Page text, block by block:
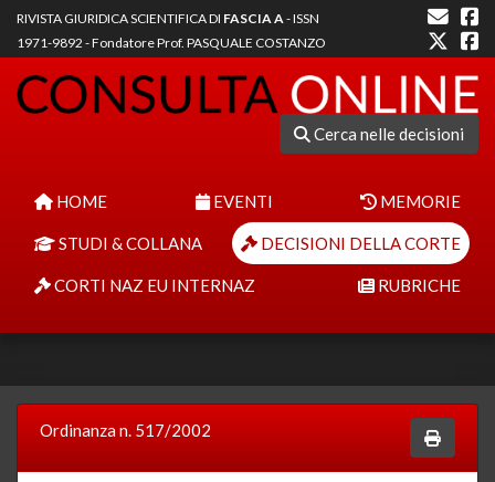
RIVISTA GIURIDICA SCIENTIFICA DI FASCIA A- ISSN
1971-9892 - Fondatore Prof. PASQUALE COSTANZO
Cerca nelle decisioni
HOME EVENTI MEMORIE
STUDI & COLLANA DECISIONI DELLA CORTE
CORTI NAZ EU INTERNAZ RUBRICHE
Ordinanza n. 517/2002